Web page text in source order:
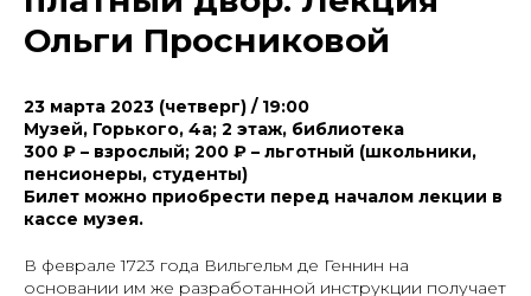
Ольги Просниковой
23 марта 2023 (четверг) / 19:00
Музей, Горького, 4а; 2 этаж, библиотека
300 ₽ – взрослый; 200 ₽ – льготный (школьники,
пенсионеры, студенты)
Билет можно приобрести перед началом лекции в
кассе музея.
В феврале 1723 года Вильгельм де Геннин на
основании им же разработанной инструкции получает